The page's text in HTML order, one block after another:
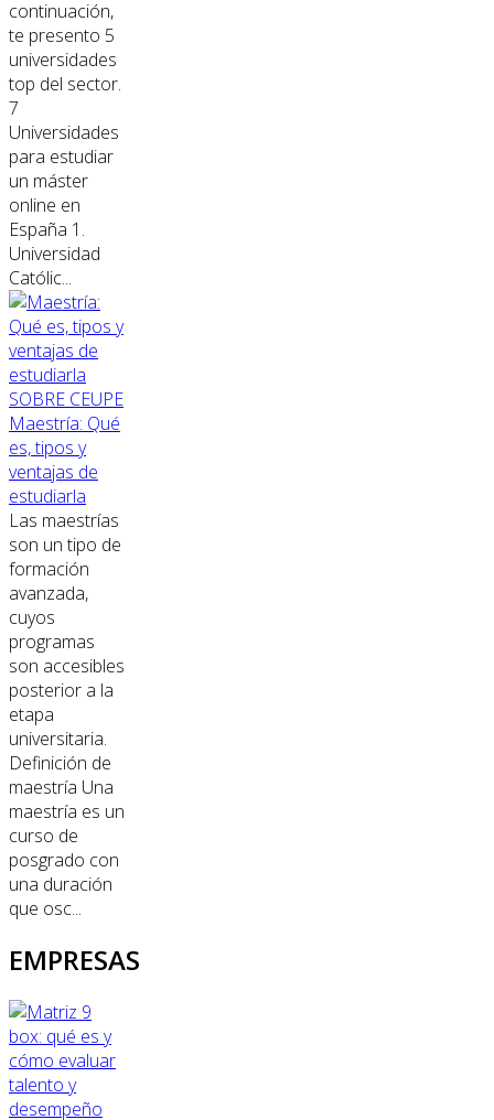
continuación,
te presento 5
universidades
top del sector.
7
Universidades
para estudiar
un máster
online en
España 1.
Universidad
Católic...
SOBRE CEUPE
Maestría: Qué
es, tipos y
ventajas de
estudiarla
Las maestrías
son un tipo de
formación
avanzada,
cuyos
programas
son accesibles
posterior a la
etapa
universitaria.
Definición de
maestría Una
maestría es un
curso de
posgrado con
una duración
que osc...
EMPRESAS